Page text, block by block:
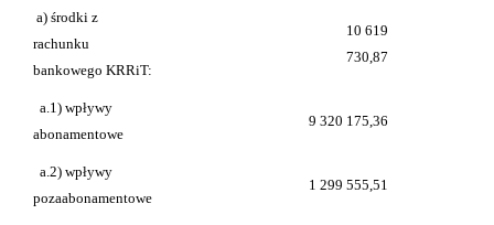
a) środki z
rachunku
bankowego KRRiT:
10 619
730,87
a.1) wpływy
abonamentowe
9 320 175,36
a.2) wpływy
pozaabonamentowe
1 299 555,51